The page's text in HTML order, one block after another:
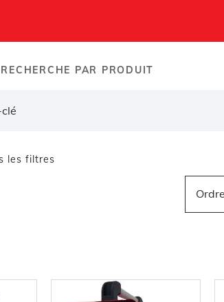
RECHERCHE PAR PRODUIT
les filtres